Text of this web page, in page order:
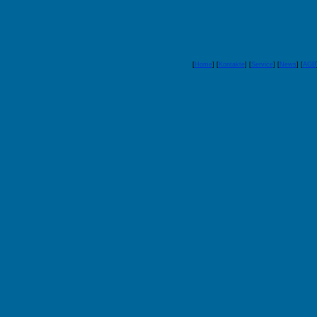
[Home] [Kontakte] [Service] [News] [AGB